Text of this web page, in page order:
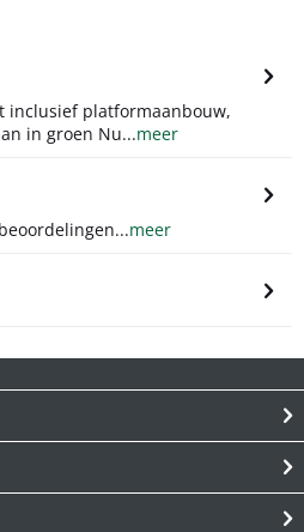
inclusief platformaanbouw,
in groen Nu...meer
meer